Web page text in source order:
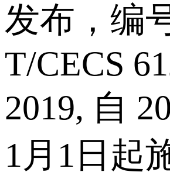
发布，编
T/CECS
2019, 自
1月1日起